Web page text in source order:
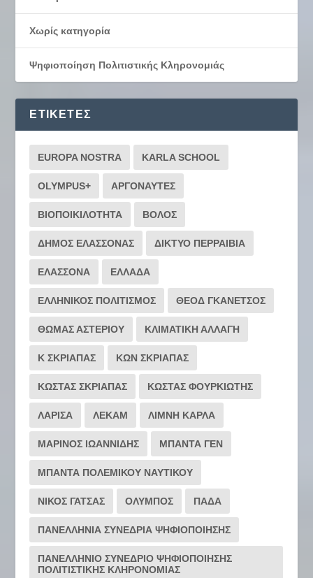
Χωρίς κατηγορία
Ψηφιοποίηση Πολιτιστικής Κληρονομιάς
ΕΤΙΚΈΤΕΣ
EUROPA NOSTRA KARLA SCHOOL
OLYMPUS+ ΑΡΓΟΝΑΥΤΕΣ
ΒΙΟΠΟΙΚΙΛΟΤΗΤΑ ΒΟΛΟΣ
ΔΗΜΟΣ ΕΛΑΣΣΟΝΑΣ ΔΙΚΤΥΟ ΠΕΡΡΑΙΒΙΑ
ΕΛΑΣΣΟΝΑ ΕΛΛΑΔΑ
ΕΛΛΗΝΙΚΟΣ ΠΟΛΙΤΙΣΜΟΣ ΘΕΟΔ ΓΚΑΝΕΤΣΟΣ
ΘΩΜΑΣ ΑΣΤΕΡΙΟΥ ΚΛΙΜΑΤΙΚΗ ΑΛΛΑΓΗ
Κ ΣΚΡΙΑΠΑΣ ΚΩΝ ΣΚΡΙΑΠΑΣ
ΚΩΣΤΑΣ ΣΚΡΙΑΠΑΣ ΚΩΣΤΑΣ ΦΟΥΡΚΙΩΤΗΣ
ΛΑΡΙΣΑ ΛΕΚΑΜ ΛΙΜΝΗ ΚΑΡΛΑ
ΜΑΡΙΝΟΣ ΙΩΑΝΝΙΔΗΣ ΜΠΑΝΤΑ ΓΕΝ
ΜΠΑΝΤΑ ΠΟΛΕΜΙΚΟΥ ΝΑΥΤΙΚΟΥ
ΝΙΚΟΣ ΓΑΤΣΑΣ ΟΛΥΜΠΟΣ ΠΑΔΑ
ΠΑΝΕΛΛΗΝΙΑ ΣΥΝΕΔΡΙΑ ΨΗΦΙΟΠΟΙΗΣΗΣ
ΠΑΝΕΛΛΗΝΙΟ ΣΥΝΕΔΡΙΟ ΨΗΦΙΟΠΟΙΗΣΗΣ
ΠΟΛΙΤΙΣΤΙΚΗΣ ΚΛΗΡΟΝΟΜΙΑΣ